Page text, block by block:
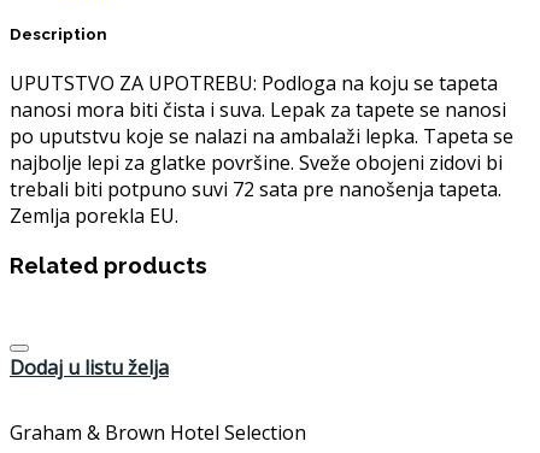
Description
UPUTSTVO ZA UPOTREBU: Podloga na koju se tapeta
nanosi mora biti čista i suva. Lepak za tapete se nanosi
po uputstvu koje se nalazi na ambalaži lepka. Tapeta se
najbolje lepi za glatke površine. Sveže obojeni zidovi bi
trebali biti potpuno suvi 72 sata pre nanošenja tapeta.
Zemlja porekla EU.
Related products
Dodaj u listu želja
Graham & Brown Hotel Selection